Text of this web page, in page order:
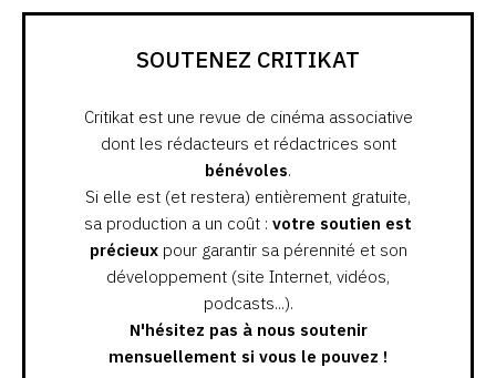
SOUTENEZ CRITIKAT
Critikat est une revue de cinéma associative
dont les rédacteurs et rédactrices sont
bénévoles.
Si elle est (et restera) entièrement gratuite,
sa production a un coût : votre soutien est
précieuxpour garantir sa pérennité et son
développement (site Internet, vidéos,
podcasts...).
N'hésitez pas à nous soutenir
mensuellement si vous le pouvez !